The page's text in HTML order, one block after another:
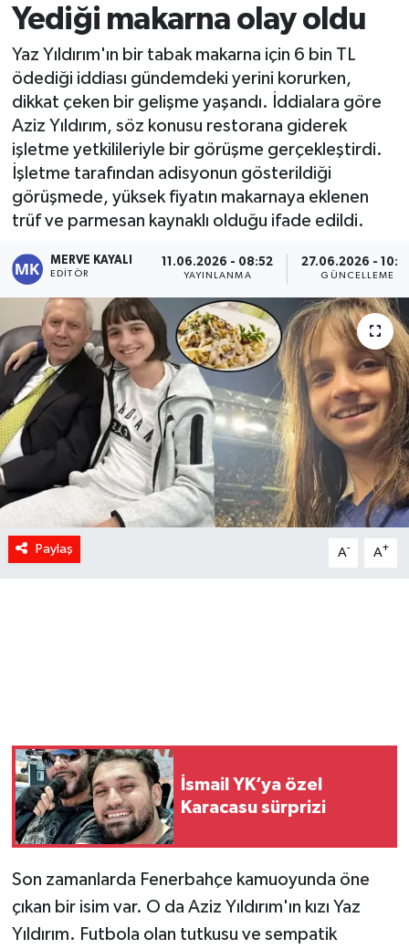
Yediği makarna olay oldu
Yaz Yıldırım'ın bir tabak makarna için 6 bin TL
ödediği iddiası gündemdeki yerini korurken,
dikkat çeken bir gelişme yaşandı. İddialara göre
Aziz Yıldırım, söz konusu restorana giderek
işletme yetkilileriyle bir görüşme gerçekleştirdi.
İşletme tarafından adisyonun gösterildiği
görüşmede, yüksek fiyatın makarnaya eklenen
trüf ve parmesan kaynaklı olduğu ifade edildi.
MERVE KAYALI
EDITÖR
11.06.2026 - 08:52
YAYINLANMA
27.06.2026 -
GÜNCELLEME
Paylaş A- A+
İsmail YK’ya özel
Karacasu sürprizi
Son zamanlarda Fenerbahçe kamuoyunda öne
çıkan bir isim var. O da Aziz Yıldırım'ın kızı Yaz
Yıldırım. Futbola olan tutkusu ve sempatik